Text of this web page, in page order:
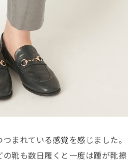
まれている感覚を感じました。
靴も数日履くと一度は踵が靴擦